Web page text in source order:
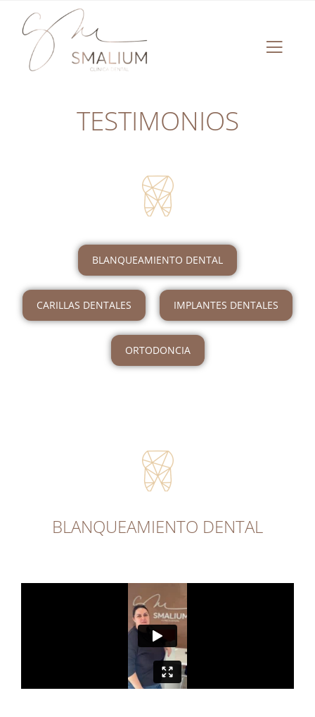
TESTIMONIOS
BLANQUEAMIENTO DENTAL
CARILLAS DENTALES IMPLANTES DENTALES
ORTODONCIA
BLANQUEAMIENTO DENTAL​